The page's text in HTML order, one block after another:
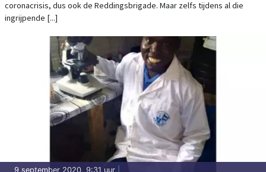
coronacrisis, dus ook de Reddingsbrigade. Maar zelfs tijdens al die
ingrijpende [...]
9 september 2020, 9:31 uur